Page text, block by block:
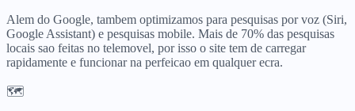
Alem do Google, tambem optimizamos para pesquisas por voz (Siri,
Google Assistant) e pesquisas mobile. Mais de 70% das pesquisas
locais sao feitas no telemovel, por isso o site tem de carregar
rapidamente e funcionar na perfeicao em qualquer ecra.
🗺️